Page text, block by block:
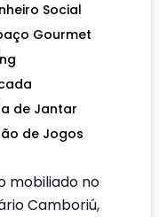
Social
Gourmet
de Jantar
de Jogos
mobiliado no
Camboriú,